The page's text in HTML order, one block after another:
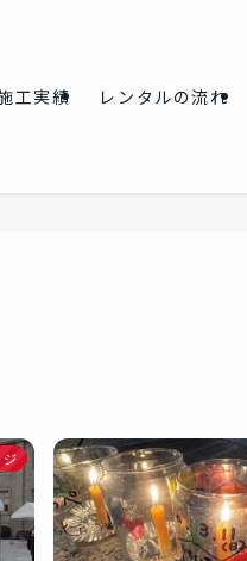
工実績 レンタルの流れ
ジ